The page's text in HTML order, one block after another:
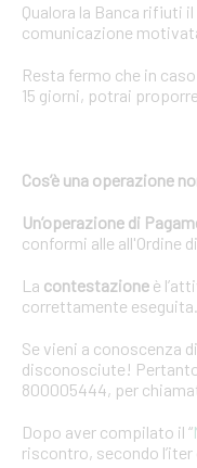
Qualora la Banca rifiuti
comunicazione
Resta fermo che in
15 giorni, potrai
Cos’è una operazione
Un’operazione di
conformi alle all'Ordine
La contestazione è
correttamente eseguita.
Se vieni a conoscenza
disconosciute!
800005444, per
Dopo aver compilato il “
riscontro, secondo